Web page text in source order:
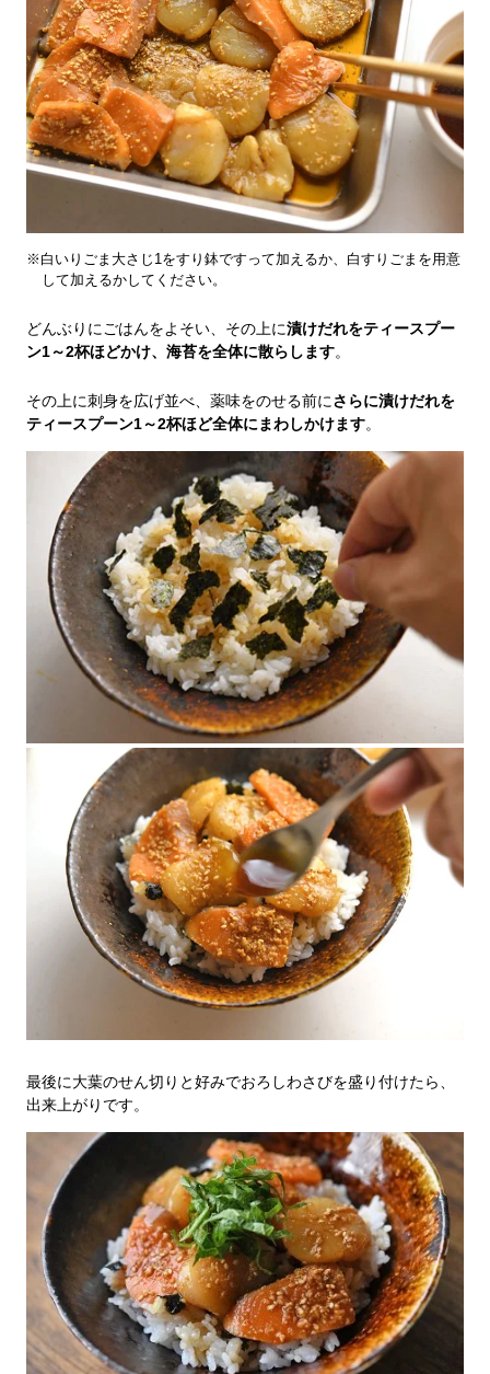
※白いりごま大さじ1をすり鉢ですって加えるか、白すりごまを用意
して加えるかしてください。
どんぶりにごはんをよそい、その上に漬けだれをティースプー
ン1～2杯ほどかけ、海苔を全体に散らします。
その上に刺身を広げ並べ、薬味をのせる前にさらに漬けだれを
ティースプーン1～2杯ほど全体にまわしかけます。
最後に大葉のせん切りと好みでおろしわさびを盛り付けたら、
出来上がりです。